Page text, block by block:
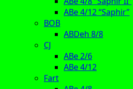
ABe 4/12 “Saphir”
BOB
ABDeh 8/8
CJ
ABe 2/6
ABe 4/12
Fart